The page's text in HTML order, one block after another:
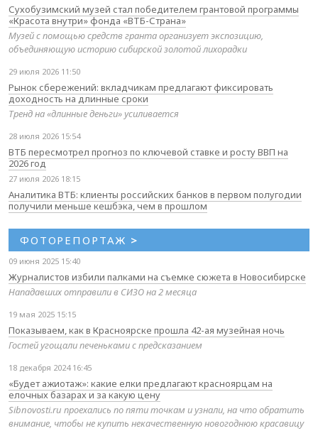
Сухобузимский музей стал победителем грантовой программы
«Красота внутри» фонда «ВТБ-Страна»
Музей с помощью средств гранта организует экспозицию,
объединяющую историю сибирской золотой лихорадки
29 июля 2026 11:50
Рынок сбережений: вкладчикам предлагают фиксировать
доходность на длинные сроки
Тренд на «длинные деньги» усиливается
28 июля 2026 15:54
ВТБ пересмотрел прогноз по ключевой ставке и росту ВВП на
2026 год
27 июля 2026 18:15
Аналитика ВТБ: клиенты российских банков в первом полугодии
получили меньше кешбэка, чем в прошлом
ФОТОРЕПОРТАЖ >
09 июня 2025 15:40
Журналистов избили палками на съемке сюжета в Новосибирске
Нападавших отправили в СИЗО на 2 месяца
19 мая 2025 15:15
Показываем, как в Красноярске прошла 42-ая музейная ночь
Гостей угощали печеньками с предсказанием
18 декабря 2024 16:45
«Будет ажиотаж»: какие елки предлагают красноярцам на
елочных базарах и за какую цену
Sibnovosti.ru проехались по пяти точкам и узнали, на что обратить
внимание, чтобы не купить некачественную новогоднюю красавицу